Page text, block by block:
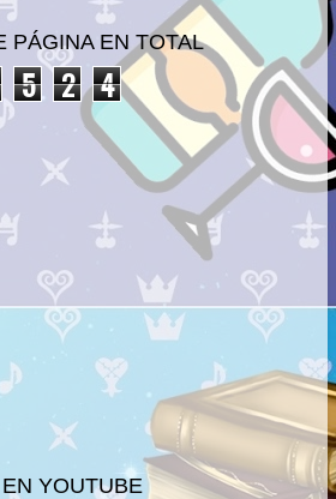
PÁGINA EN TOTAL
5 2 4
YOUTUBE